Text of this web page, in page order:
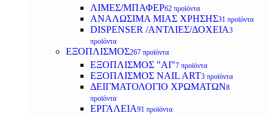
ΛΙΜΕΣ/ΜΠΑΦΕΡ62 προϊόντα
ΑΝΑΛΩΣΙΜΑ ΜΙΑΣ ΧΡΗΣΗΣ31 προϊόντα
DISPENSER /ΑΝΤΛΙΕΣ/ΔΟΧΕΙΑ3
προϊόντα
ΕΞΟΠΛΙΣΜΟΣ267 προϊόντα
ΕΞΟΠΛΙΣΜΟΣ "AI"7 προϊόντα
ΕΞΟΠΛΙΣΜΟΣ NAIL ART3 προϊόντα
ΔΕΙΓΜΑΤΟΛΟΓΙΟ ΧΡΩΜΑΤΩΝ8
προϊόντα
ΕΡΓΑΛΕΙΑ91 προϊόντα